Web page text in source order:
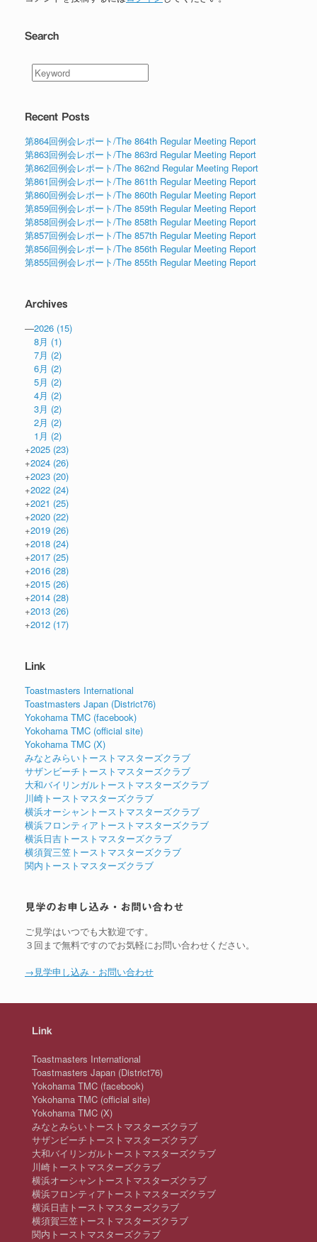
Search
Recent Posts
第864回例会レポート/The 864th Regular Meeting Report
第863回例会レポート/The 863rd Regular Meeting Report
第862回例会レポート/The 862nd Regular Meeting Report
第861回例会レポート/The 861th Regular Meeting Report
第860回例会レポート/The 860th Regular Meeting Report
第859回例会レポート/The 859th Regular Meeting Report
第858回例会レポート/The 858th Regular Meeting Report
第857回例会レポート/The 857th Regular Meeting Report
第856回例会レポート/The 856th Regular Meeting Report
第855回例会レポート/The 855th Regular Meeting Report
Archives
—2026 (15)
8月 (1)
7月 (2)
6月 (2)
5月 (2)
4月 (2)
3月 (2)
2月 (2)
1月 (2)
+2025 (23)
+2024 (26)
+2023 (20)
+2022 (24)
+2021 (25)
+2020 (22)
+2019 (26)
+2018 (24)
+2017 (25)
+2016 (28)
+2015 (26)
+2014 (28)
+2013 (26)
+2012 (17)
Link
Toastmasters International
Toastmasters Japan (District76)
Yokohama TMC (facebook)
Yokohama TMC (official site)
Yokohama TMC (X)
みなとみらいトーストマスターズクラブ
サザンビーチトーストマスターズクラブ
大和バイリンガルトーストマスターズクラブ
川崎トーストマスターズクラブ
横浜オーシャントーストマスターズクラブ
横浜フロンティアトーストマスターズクラブ
横浜日吉トーストマスターズクラブ
横須賀三笠トーストマスターズクラブ
関内トーストマスターズクラブ
見学のお申し込み・お問い合わせ
ご見学はいつでも大歓迎です。
３回まで無料ですのでお気軽にお問い合わせください。
→見学申し込み・お問い合わせ
Link
Toastmasters International
Toastmasters Japan (District76)
Yokohama TMC (facebook)
Yokohama TMC (official site)
Yokohama TMC (X)
みなとみらいトーストマスターズクラブ
サザンビーチトーストマスターズクラブ
大和バイリンガルトーストマスターズクラブ
川崎トーストマスターズクラブ
横浜オーシャントーストマスターズクラブ
横浜フロンティアトーストマスターズクラブ
横浜日吉トーストマスターズクラブ
横須賀三笠トーストマスターズクラブ
関内トーストマスターズクラブ